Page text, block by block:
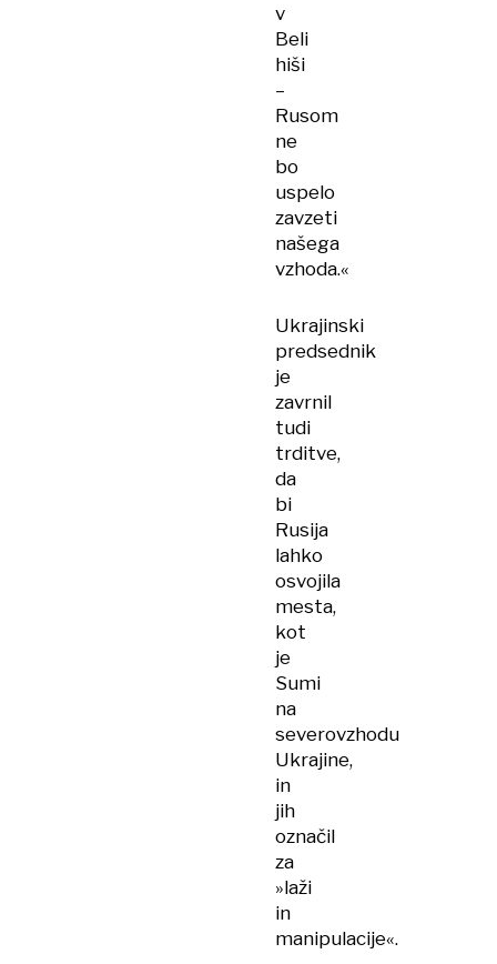
v
Beli
hiši
–
Rusom
ne
bo
uspelo
zavzeti
našega
vzhoda.«
Ukrajinski
predsednik
je
zavrnil
tudi
trditve,
da
bi
Rusija
lahko
osvojila
mesta,
kot
je
Sumi
na
severovzhodu
Ukrajine,
in
jih
označil
za
»laži
in
manipulacije«.